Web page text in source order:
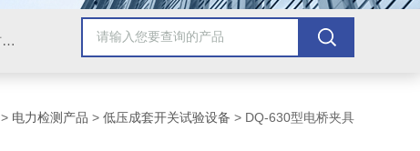
IP防水防尘试验设备，IP防护等级试具，家用电器配套检测设备，插头插座配套检测设备，材料阻燃试验设备，碰撞试验装置，GB4943.1配套检测产品，GB9706.1医用电气配套试验设备
> 电力检测产品 > 低压成套开关试验设备 > DQ-630型电桥夹具